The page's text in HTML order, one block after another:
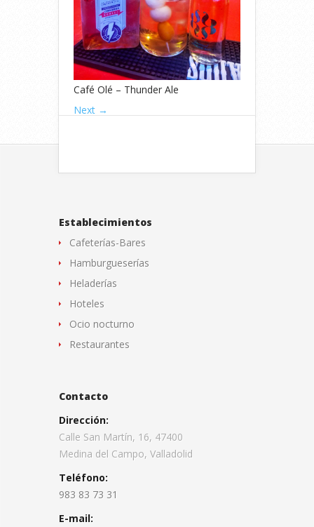
Café Olé – Thunder Ale
Next →
Establecimientos
Cafeterías-Bares
Hamburgueserías
Heladerías
Hoteles
Ocio nocturno
Restaurantes
Contacto
Dirección:
Calle San Martín, 16, 47400
Medina del Campo, Valladolid
Teléfono:
983 83 73 31
E-mail: